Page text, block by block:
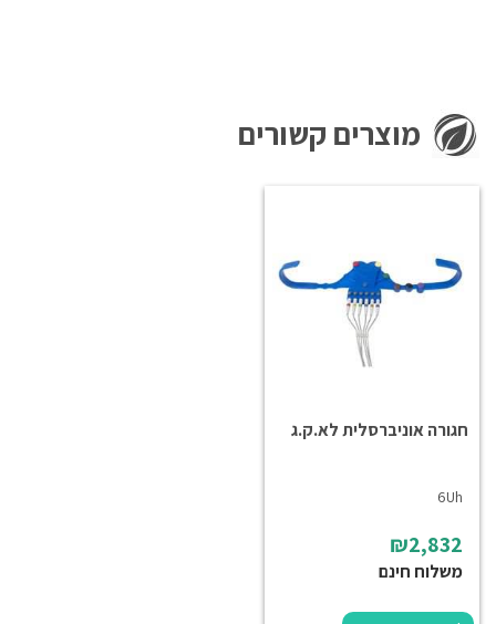
מוצרים קשורים
חגורה אוניברסלית לא.ק.ג
6Uh
₪2,832
משלוח חינם